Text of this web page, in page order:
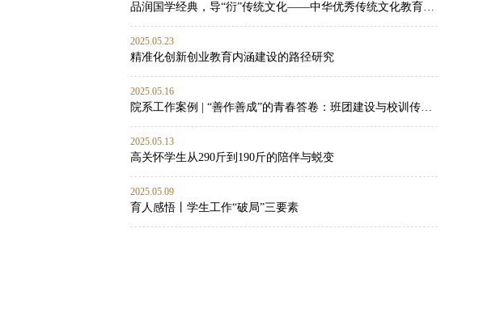
品润国学经典，导“衍”传统文化——中华优秀传统文化教育实践
2025.05.23
精准化创新创业教育内涵建设的路径研究
2025.05.16
院系工作案例 | “善作善成”的青春答卷：班团建设与校训传承的双向赋能实践
2025.05.13
高关怀学生从290斤到190斤的陪伴与蜕变
2025.05.09
育人感悟丨学生工作“破局”三要素